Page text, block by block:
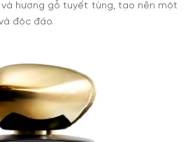
hương gỗ tuyết tùng, tạo nên một
độc đáo.